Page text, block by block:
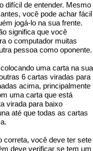
difícil de entender. Mesmo
você pode achar fácil
jogá-lo na sua frente.
significa que você
o computador muitas
pessoa como oponente.
uma carta na sua
6 cartas viradas para
acima, principalmente
uma carta que está
virada para baixo
até que todas as cartas
correta, você deve ter sete
deve verificar se tem um